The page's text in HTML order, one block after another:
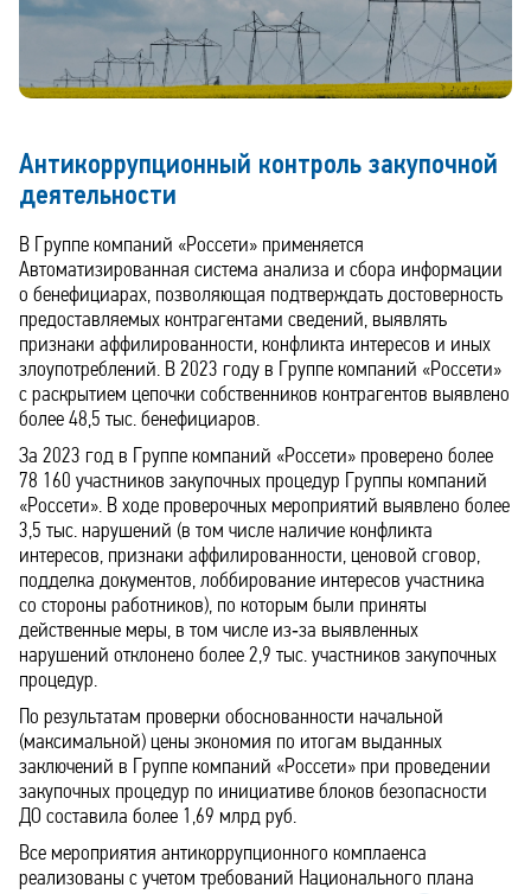
Антикоррупционный контроль закупочной
деятельности
В Группе компаний «Россети» применяется
Автоматизированная система анализа и сбора информации
о бенефициарах, позволяющая подтверждать достоверность
предоставляемых контрагентами сведений, выявлять
признаки аффилированности, конфликта интересов и иных
злоупотреблений. В 2023 году в Группе компаний «Россети»
с раскрытием цепочки собственников контрагентов выявлено
более 48,5 тыс. бенефициаров.
За 2023 год в Группе компаний «Россети» проверено более
78 160 участников закупочных процедур Группы компаний
«Россети». В ходе проверочных мероприятий выявлено более
3,5 тыс. нарушений (в том числе наличие конфликта
интересов, признаки аффилированности, ценовой сговор,
подделка документов, лоббирование интересов участника
со стороны работников), по которым были приняты
действенные меры, в том числе из‑за выявленных
нарушений отклонено более 2,9 тыс. участников закупочных
процедур.
По результатам проверки обоснованности начальной
(максимальной) цены экономия по итогам выданных
заключений в Группе компаний «Россети» при проведении
закупочных процедур по инициативе блоков безопасности
ДО составила более 1,69 млрд руб.
Все мероприятия антикоррупционного комплаенса
реализованы с учетом требований Национального плана